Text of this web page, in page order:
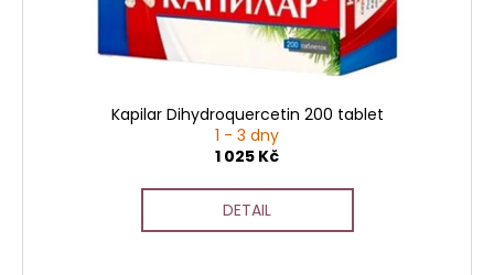
Kapilar Dihydroquercetin 200 tablet
1 - 3 dny
1 025 Kč
DETAIL